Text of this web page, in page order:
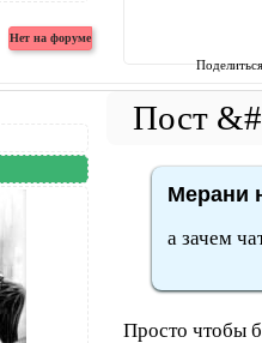
Мерани
а зачем
Просто чтобы